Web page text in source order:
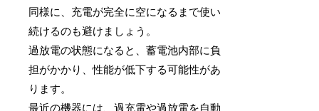
同様に、充電が完全に空になるまで使い
続けるのも避けましょう。
過放電の状態になると、蓄電池内部に負
担がかかり、性能が低下する可能性があ
ります。
最近の機器には、過充電や過放電を自動